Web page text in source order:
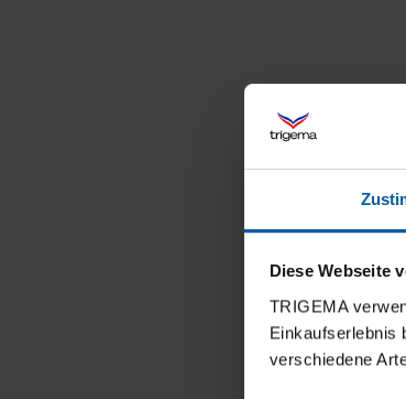
Diese Webseite
TRIGEMA
Einkaufserlebnis
verschiedene